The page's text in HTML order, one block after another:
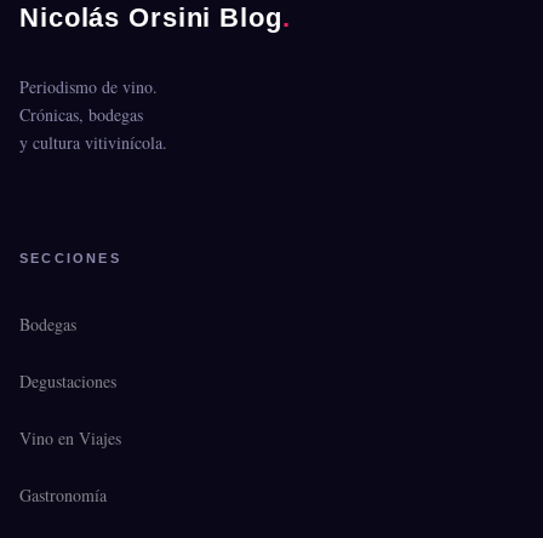
Nicolás Orsini Blog.
Periodismo de vino.
Crónicas, bodegas
y cultura vitivinícola.
SECCIONES
Bodegas
Degustaciones
Vino en Viajes
Gastronomía